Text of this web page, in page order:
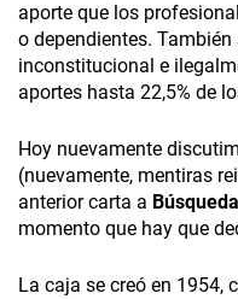
aporte que los
o dependientes.
inconstitucional e
aportes hasta 22,5% de
Hoy nuevamente
(nuevamente, mentiras
anterior carta a Búsqueda
momento que hay que
La caja se creó en 1954,